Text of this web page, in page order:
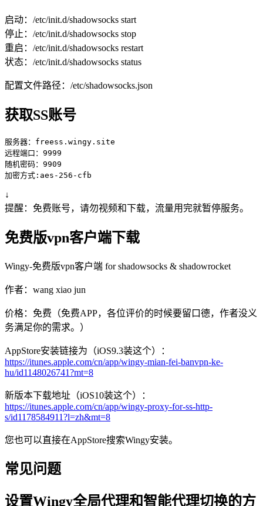
启动：/etc/init.d/shadowsocks start
停止：/etc/init.d/shadowsocks stop
重启：/etc/init.d/shadowsocks restart
状态：/etc/init.d/shadowsocks status
配置文件路径：/etc/shadowsocks.json
获取SS账号
服务器：freess.wingy.site
远程端口：9999
随机密码：9909
↓
提醒：免费账号，请勿视频和下载，流量用完就暂停服务。
免费版vpn客户端下载
Wingy-免费版vpn客户端 for shadowsocks & shadowrocket
作者：wang xiao jun
价格：免费（免费APP，各位评价的时候要留口德，作者没义
务满足你的需求。）
AppStore安装链接为（iOS9.3装这个）：
https://itunes.apple.com/cn/app/wingy-mian-fei-banvpn-ke-
hu/id1148026741?mt=8
新版本下载地址（iOS10装这个）：
https://itunes.apple.com/cn/app/wingy-proxy-for-ss-http-
s/id1178584911?l=zh&mt=8
您也可以直接在AppStore搜索Wingy安装。
常见问题
设置Wingy全局代理和智能代理切换的方